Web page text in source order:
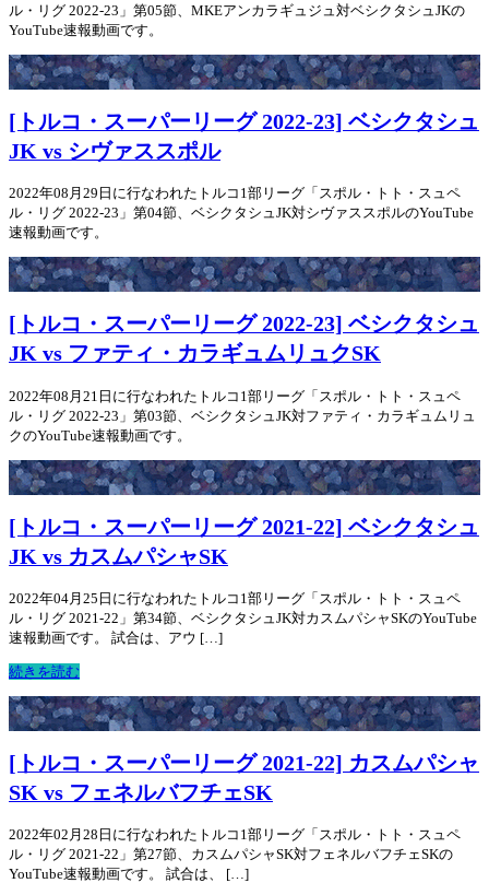
ル・リグ 2022-23」第05節、MKEアンカラギュジュ対ベシクタシュJKの
YouTube速報動画です。
[トルコ・スーパーリーグ 2022-23] ベシクタシュ
JK vs シヴァススポル
2022年08月29日に行なわれたトルコ1部リーグ「スポル・トト・スュペ
ル・リグ 2022-23」第04節、ベシクタシュJK対シヴァススポルのYouTube
速報動画です。
[トルコ・スーパーリーグ 2022-23] ベシクタシュ
JK vs ファティ・カラギュムリュクSK
2022年08月21日に行なわれたトルコ1部リーグ「スポル・トト・スュペ
ル・リグ 2022-23」第03節、ベシクタシュJK対ファティ・カラギュムリュ
クのYouTube速報動画です。
[トルコ・スーパーリーグ 2021-22] ベシクタシュ
JK vs カスムパシャSK
2022年04月25日に行なわれたトルコ1部リーグ「スポル・トト・スュペ
ル・リグ 2021-22」第34節、ベシクタシュJK対カスムパシャSKのYouTube
速報動画です。 試合は、アウ […]
続きを読む
[トルコ・スーパーリーグ 2021-22] カスムパシャ
SK vs フェネルバフチェSK
2022年02月28日に行なわれたトルコ1部リーグ「スポル・トト・スュペ
ル・リグ 2021-22」第27節、カスムパシャSK対フェネルバフチェSKの
YouTube速報動画です。 試合は、 […]